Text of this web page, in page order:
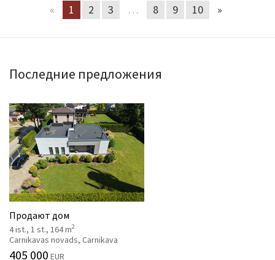
« 1 2 3 … 8 9 10 »
Последние предложения
Продают дом
4 ist., 1 st., 164 m2
Carnikavas novads, Carnikava
405 000 EUR